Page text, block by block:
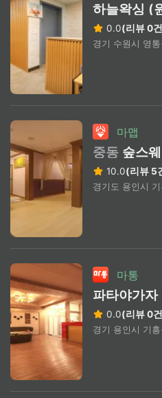
하늘왁싱 (
0.0(리뷰 0
경기 수원시 영
마맵
중동 숲스
10.0(리뷰 5
경기도 용인시
마통
파타야가
0.0(리뷰 0